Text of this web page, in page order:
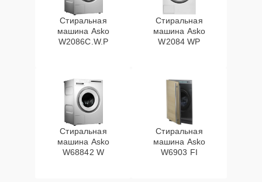
Стиральная
машина Asko
W2086C.W.P
Стиральная
машина Asko
W2084 WP
Стиральная
машина Asko
W68842 W
Стиральная
машина Asko
W6903 FI